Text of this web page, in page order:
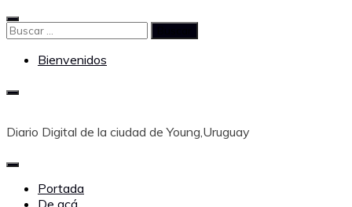
Saltar
al
Buscar:
Bienvenidos
Diario Digital de la ciudad de Young,Uruguay
Portada
De acá